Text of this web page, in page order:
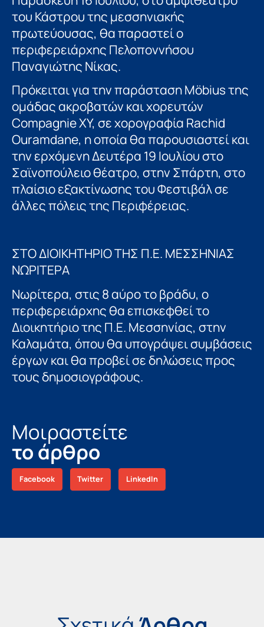
του Κάστρου της μεσσηνιακής
πρωτεύουσας, θα παραστεί ο
περιφερειάρχης Πελοποννήσου
Παναγιώτης Νίκας.
Πρόκειται για την παράσταση Möbius της
ομάδας ακροβατών και χορευτών
Compagnie XY, σε χορογραφία Rachid
Ouramdane, η οποία θα παρουσιαστεί και
την ερχόμενη Δευτέρα 19 Ιουλίου στο
Σαϊνοπούλειο θέατρο, στην Σπάρτη, στο
πλαίσιο εξακτίνωσης του Φεστιβάλ σε
άλλες πόλεις της Περιφέρειας.
ΣΤΟ ΔΙΟΙΚΗΤΗΡΙΟ ΤΗΣ Π.Ε. ΜΕΣΣΗΝΙΑΣ
ΝΩΡΙΤΕΡΑ
Νωρίτερα, στις 8 αύρο το βράδυ, ο
περιφερειάρχης θα επισκεφθεί το
Διοικητήριο της Π.Ε. Μεσσηνίας, στην
Καλαμάτα, όπου θα υπογράψει συμβάσεις
έργων και θα προβεί σε δηλώσεις προς
τους δημοσιογράφους.
Μοιραστείτε
το άρθρο
Facebook Twitter LinkedIn